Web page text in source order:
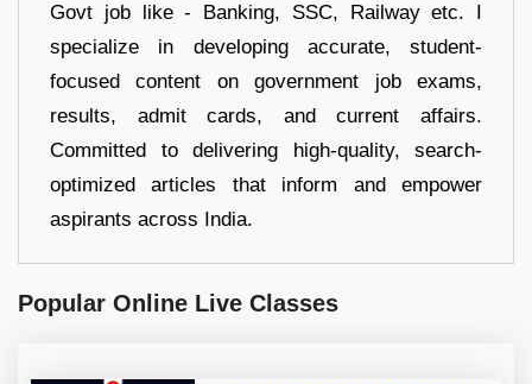
Govt job like - Banking, SSC, Railway etc. I
specialize in developing accurate, student-
focused content on government job exams,
results, admit cards, and current affairs.
Committed to delivering high-quality, search-
optimized articles that inform and empower
aspirants across India.
Popular Online Live Classes